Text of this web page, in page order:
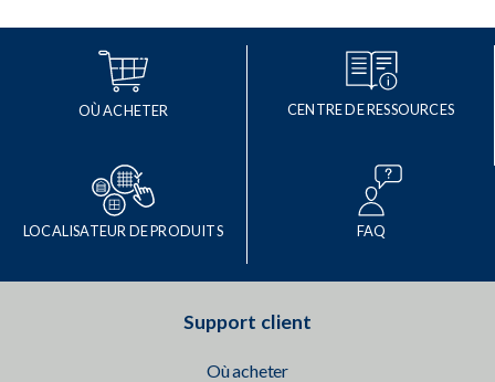
OÙ ACHETER CENTRE DE RESSOURCES
LOCALISATEUR DE PRODUITS FAQ
Support client
Où acheter